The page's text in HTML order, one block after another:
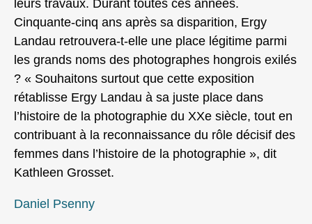
leurs travaux. Durant toutes ces années.
Cinquante-cinq ans après sa disparition, Ergy
Landau retrouvera-t-elle une place légitime parmi
les grands noms des photographes hongrois exilés
? « Souhaitons surtout que cette exposition
rétablisse Ergy Landau à sa juste place dans
l’histoire de la photographie du XXe siècle, tout en
contribuant à la reconnaissance du rôle décisif des
femmes dans l’histoire de la photographie », dit
Kathleen Grosset.
Daniel Psenny